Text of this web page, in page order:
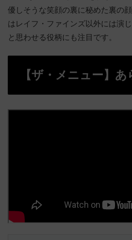
優しそうな笑顔の裏に秘めた裏の
はレイフ・ファインズ以外には演
と思わせる役柄にも注目です。
【ザ・メニュー】あ